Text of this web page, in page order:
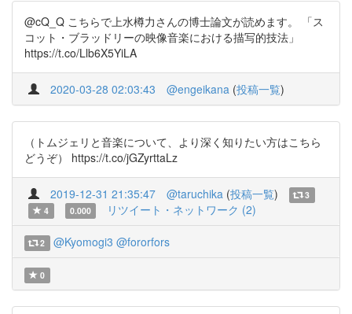
@cQ_Q こちらで上水樽力さんの博士論文が読めます。 「ス
コット・ブラッドリーの映像音楽における描写的技法」
https://t.co/Llb6X5YiLA
2020-03-28 02:03:43 @engeikana (投稿一覧)
（トムジェリと音楽について、より深く知りたい方はこちら
どうぞ） https://t.co/jGZyrttaLz
2019-12-31 21:35:47 @taruchika (投稿一覧)
3
4
0.000 リツイート・ネットワーク (2)
2 @Kyomogi3 @fororfors
0